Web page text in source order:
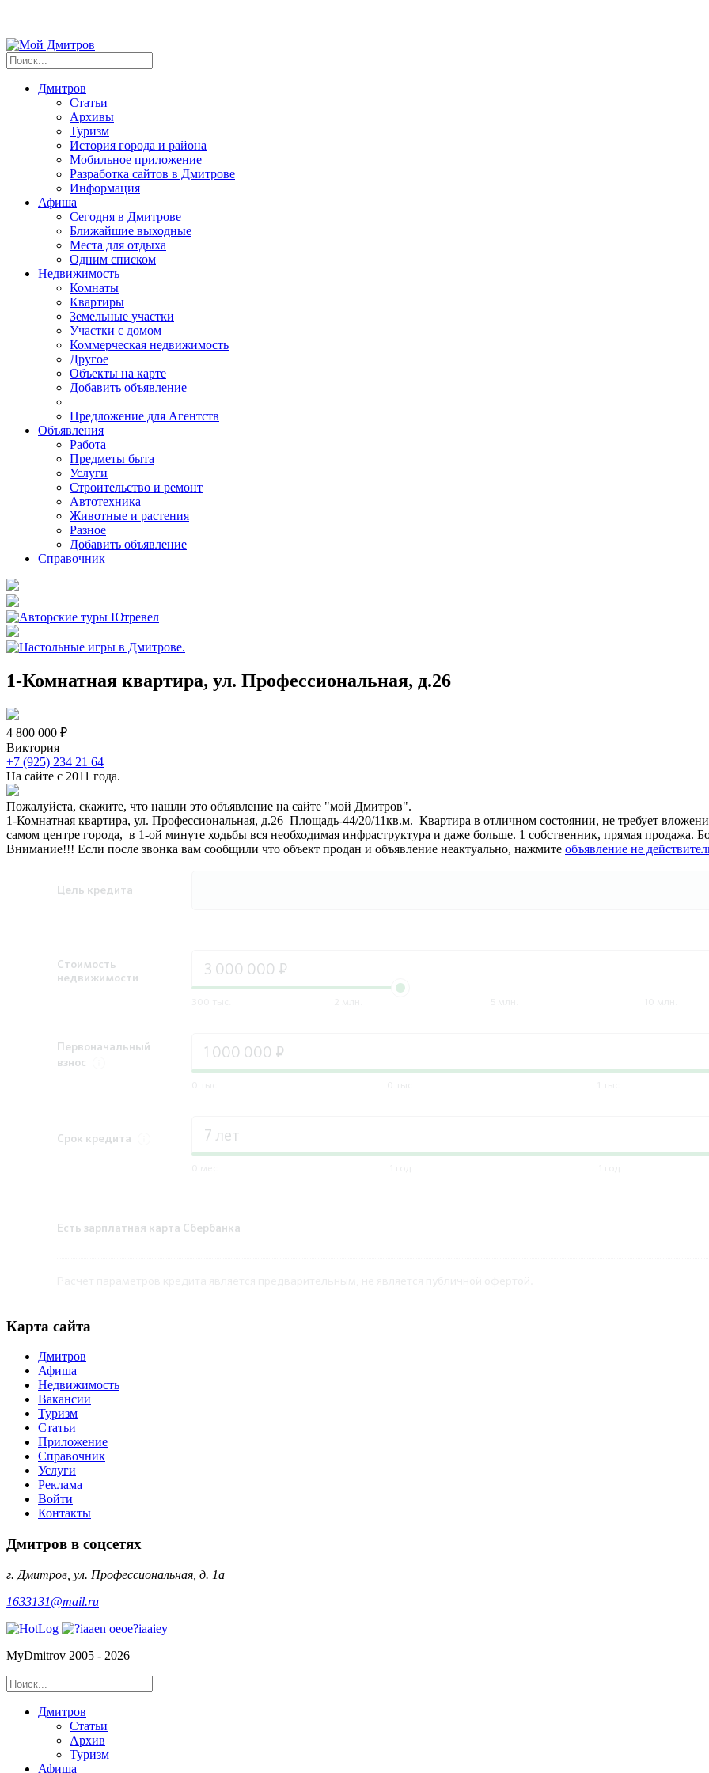
Дмитров
Статьи
Архивы
Туризм
История города и района
Мобильное приложение
Разработка сайтов в Дмитрове
Информация
Афиша
Сегодня в Дмитрове
Ближайшие выходные
Места для отдыха
Одним списком
Недвижимость
Комнаты
Квартиры
Земельные участки
Участки с домом
Коммерческая недвижимость
Другое
Объекты на карте
Добавить объявление
Предложение для Агентств
Объявления
Работа
Предметы быта
Услуги
Строительство и ремонт
Автотехника
Животные и растения
Разное
Добавить объявление
Справочник
1-Комнатная квартира, ул. Профессиональная, д.26
4 800 000 ₽
Виктория
+7 (925) 234 21 64
На сайте с 2011 года.
Пожалуйста, скажите, что нашли это объявление на сайте "мой Дмитров".
1-Комнатная квартира, ул. Профессиональная, д.26 Площадь-44/20/11кв.м. Квартира в отличном состоянии, не требует
самом центре города, в 1-ой минуте ходьбы вся необходимая инфраструктура и даже больше. 1 собственник, прямая продажа.
Внимание!!! Если после звонка вам сообщили что объект продан и объявление неактуально, нажмите объявление не
Цель кредита
Стоимость
недвижимости
Первоначальный
взнос
Срок кредита
Есть зарплатная карта Сбербанка
Карта сайта
Дмитров
Афиша
Недвижимость
Вакансии
Туризм
Статьи
Приложение
Справочник
Услуги
Реклама
Войти
Контакты
Дмитров в соцсетях
г. Дмитров, ул. Профессиональная, д. 1а
1633131@mail.ru
MyDmitrov 2005 - 2026
Дмитров
Статьи
Архив
Туризм
Афиша